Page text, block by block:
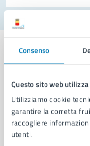
Consenso
Questo sito web utilizza
Utilizziamo cookie
garantire la corretta
raccogliere
utenti.
Comune di
AMMINISTRAZIONE
Aree amministrative
Organi di governo